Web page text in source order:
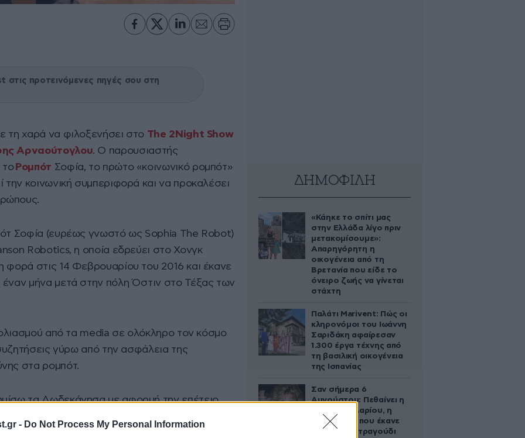
- Do Not Process My Personal Information
προτεινόμενες πηγές σου στη
τη χαρά να φιλοξενήσει στο The 2Night Show
Αρναούτογλου. Ο παρουσιαστής
το Ρομπότ Σοφία, το πρώτο «κοινωνικό ρομπότ»
κοινωνική συμπεριφορά και να προκαλέσει
Σοφία (ευρέως γνωστό ως Sophia The Robot)
Robotics, η οποία εδρεύει στο Χονγκ
φορά στις 14 Φεβρουαρίου του 2016 και έκανε
μήνα μετά στην πόλη Όστιν στο Τέξας των
από τα media σε ολόκληρο τον κόσμο
γύρω από την ασφάλεια της
στα ρομπότ.
τα Δωδεκάνησα με αφορμή την επέτειο
παγκόσμιο επίπεδο», είπε αρχικά το Ρομπότ
ΔΗΜΟΦΙΛΗ
«Κάηκε το σπίτι μας
στην Ελλάδα λίγο πριν
μετακομίσουμε»:
Απαρηγόρητη η
οικογένεια από τη
Βρετανία που είδε το
όνειρο ζωής να γίνεται
στάχτη
Παλάτι Marivent: Πώς οι
κληρονόμοι του Ιωάννη
Σαριδάκη αφαίρεσαν
1.300 έργα τέχνης από
τη βασιλική οικογένεια
της Ισπανίας
Σαν σήμερα 6
Αυγούστου: Πεθαίνει η
Ρίτα Σακελλαρίου, η
λαϊκή ντίβα που έκανε
τη ζωή της τραγούδι